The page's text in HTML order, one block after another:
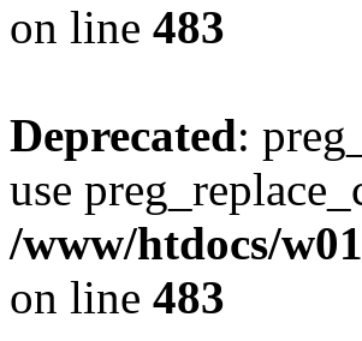
on line 483
Deprecated:
use
/www/htdocs/
on line 483